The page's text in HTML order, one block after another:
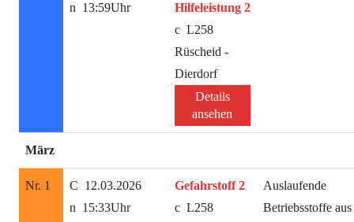
13:59Uhr
Hilfeleistung 2
L258
Rüscheid -
Dierdorf
Details
ansehen
März
Nr. 1
12.03.2026
15:33Uhr
Gefahrstoff 2
L258
Auslaufende
Betriebsstoffe